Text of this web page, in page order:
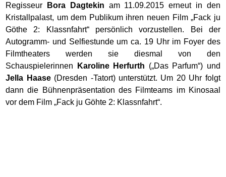
Regisseur
Bora Dagtekin am 11.09.2015 erneut in den
Kristallpalast, um dem Publikum ihren neuen Film „Fack ju
Göthe 2: Klassnfahrt“ persönlich vorzustellen. Bei der
Autogramm- und Selfiestunde um ca. 19 Uhr im Foyer des
Filmtheaters werden sie diesmal von den
Schauspielerinnen
Karoline Herfurth („Das Parfum“) und
Jella Haase(Dresden -Tatort) unterstützt. Um 20 Uhr folgt
dann die Bühnenpräsentation des Filmteams im Kinosaal
vor dem Film „Fack ju Göhte 2: Klassnfahrt“.